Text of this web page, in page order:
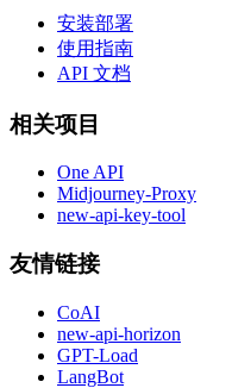
安装部署
使用指南
API 文档
相关项目
One API
Midjourney-Proxy
new-api-key-tool
友情链接
CoAI
new-api-horizon
GPT-Load
LangBot